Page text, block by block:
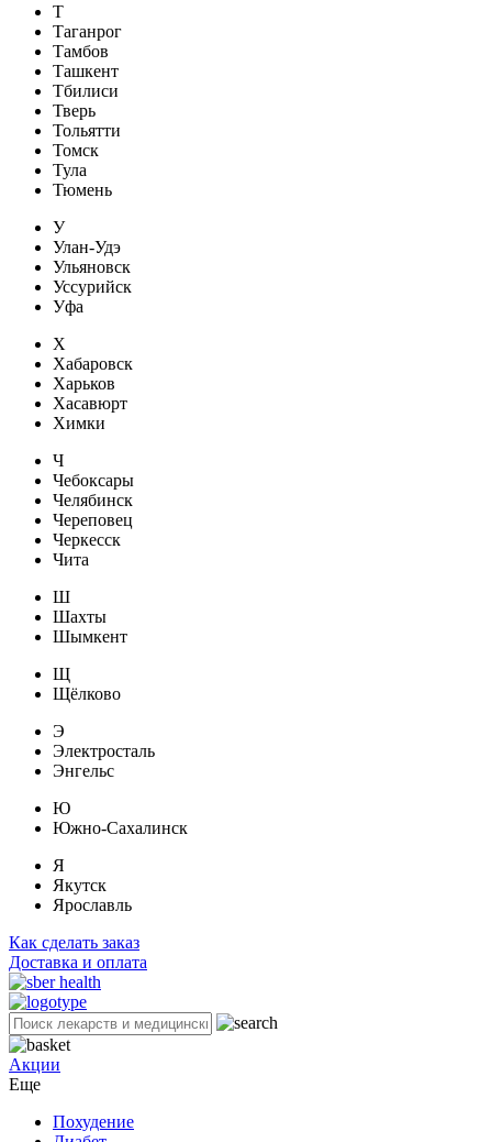
Т
Таганрог
Тамбов
Ташкент
Тбилиси
Тверь
Тольятти
Томск
Тула
Тюмень
У
Улан-Удэ
Ульяновск
Уссурийск
Уфа
Х
Хабаровск
Харьков
Хасавюрт
Химки
Ч
Чебоксары
Челябинск
Череповец
Черкесск
Чита
Ш
Шахты
Шымкент
Щ
Щёлково
Э
Электросталь
Энгельс
Ю
Южно-Сахалинск
Я
Якутск
Ярославль
Как сделать заказ
Доставка и оплата
Акции
Еще
Похудение